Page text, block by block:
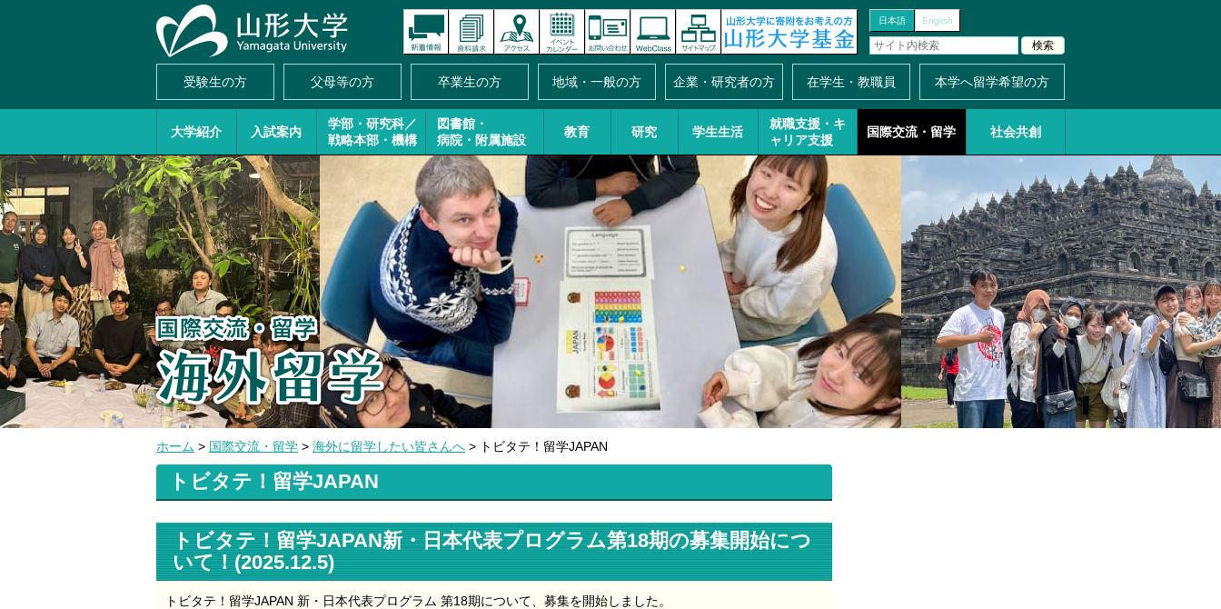
日本語 English
受験生の方 父母等の方 卒業生の方 地域・一般の方 企業・研究者の方 在学生・教職員 本学へ留学希望の方
大学紹介 入試案内
学部・研究科／
戦略本部・機構
図書館・
病院・附属施設
教育 研究 学生生活
就職支援・ キ
ャリア支援
国際交流・留学 社会共創
ホーム > 国際交流・留学 > 海外に留学したい皆さんへ > トビタテ！留学JAPAN
トビタテ！留学JAPAN
トビタテ！留学JAPAN新・日本代表プログラム第18期の募集開始につ
いて！(2025.12.5)
トビタテ！留学JAPAN 新・日本代表プログラム 第18期について、募集を開始しました。